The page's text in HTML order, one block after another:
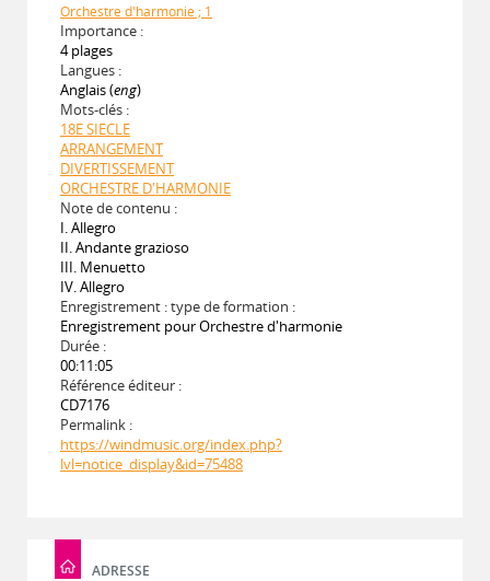
Orchestre d'harmonie ; 1
Importance :
4 plages
Langues :
Anglais (eng)
Mots-clés :
18E SIECLE
ARRANGEMENT
DIVERTISSEMENT
ORCHESTRE D'HARMONIE
Note de contenu :
I. Allegro
II. Andante grazioso
III. Menuetto
IV. Allegro
Enregistrement : type de formation :
Enregistrement pour Orchestre d'harmonie
Durée :
00:11:05
Référence éditeur :
CD7176
Permalink :
https://windmusic.org/index.php?
lvl=notice_display&id=75488
ADRESSE